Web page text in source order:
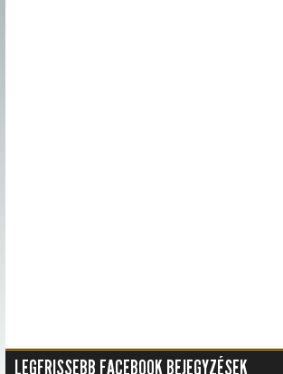
LEGFRISSEBB FACEBOOK BEJEGYZÉSEK